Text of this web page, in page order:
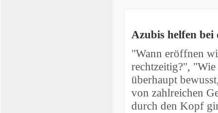
Azubis helfen
"Wann eröffnen
rechtzeitig?",
überhaupt
von zahlreichen
durch den Kopf